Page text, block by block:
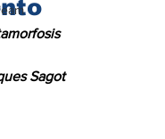
metamorfosis
Sagot